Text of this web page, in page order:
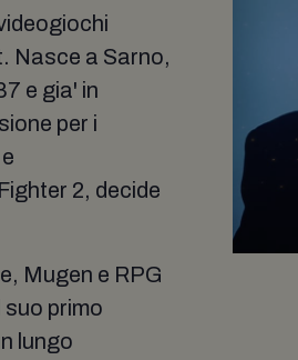
Nasce a Sarno,
e gia' in
per i
2, decide
Mugen e RPG
primo
lungo